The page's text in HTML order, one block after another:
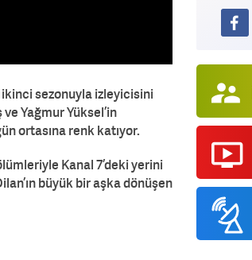
ikinci sezonuyla izleyicisini
Yağmur Yüksel’in
ortasına renk katıyor.
Kanal 7’deki yerini
büyük bir aşka dönüşen